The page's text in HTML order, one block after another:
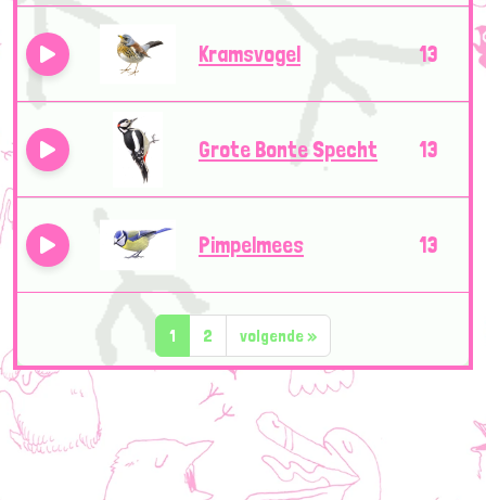
Kramsvogel 13
Grote Bonte Specht 13
Pimpelmees 13
1 2 volgende»